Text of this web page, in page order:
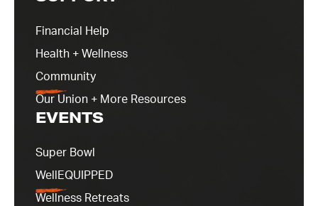
Financial Help
Health + Wellness
Community
Our Union + More Resources
EVENTS
Super Bowl
WellEQUIPPED
Wellness Retreats